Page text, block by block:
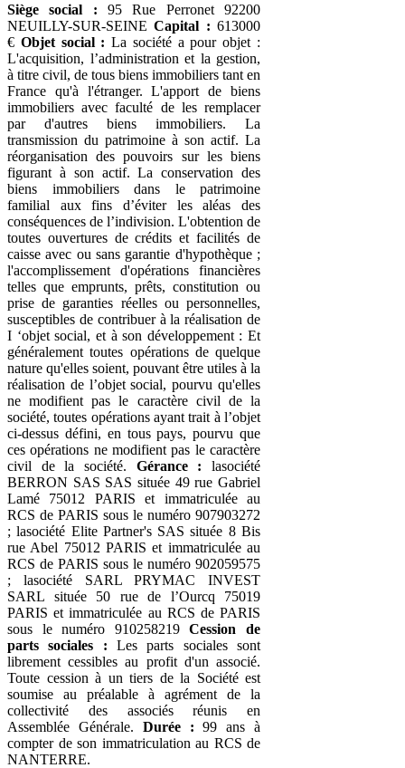
Siège social : 95 Rue Perronet 92200
NEUILLY-SUR-SEINECapital : 613000
€ Objet social : La société a pour objet :
L'acquisition, l’administration et la gestion,
à titre civil, de tous biens immobiliers tant en
France qu'à l'étranger. L'apport de biens
immobiliers avec faculté de les remplacer
par d'autres biens immobiliers. La
transmission du patrimoine à son actif. La
réorganisation des pouvoirs sur les biens
figurant à son actif. La conservation des
biens immobiliers dans le patrimoine
familial aux fins d’éviter les aléas des
conséquences de l’indivision. L'obtention de
toutes ouvertures de crédits et facilités de
caisse avec ou sans garantie d'hypothèque ;
l'accomplissement d'opérations financières
telles que emprunts, prêts, constitution ou
prise de garanties réelles ou personnelles,
susceptibles de contribuer à la réalisation de
I ‘objet social, et à son développement : Et
généralement toutes opérations de quelque
nature qu'elles soient, pouvant être utiles à la
réalisation de l’objet social, pourvu qu'elles
ne modifient pas le caractère civil de la
société, toutes opérations ayant trait à l’objet
ci-dessus défini, en tous pays, pourvu que
ces opérations ne modifient pas le caractère
civil de la société. Gérance : lasociété
BERRON SAS SAS située 49 rue Gabriel
Lamé 75012 PARIS et immatriculée au
RCS de PARIS sous le numéro 907903272
; lasociété Elite Partner's SAS située 8 Bis
rue Abel 75012 PARIS et immatriculée au
RCS de PARIS sous le numéro 902059575
; lasociété SARL PRYMAC INVEST
SARL située 50 rue de l’Ourcq 75019
PARIS et immatriculée au RCS de PARIS
sous le numéro 910258219Cession de
parts sociales : Les parts sociales sont
librement cessibles au profit d'un associé.
Toute cession à un tiers de la Société est
soumise au préalable à agrément de la
collectivité des associés réunis en
Assemblée Générale. Durée : 99 ans à
compter de son immatriculation au RCS de
NANTERRE.